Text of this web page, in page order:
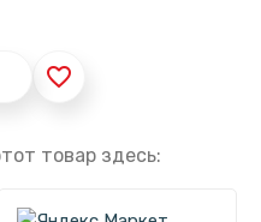
favorite_border
товар здесь: